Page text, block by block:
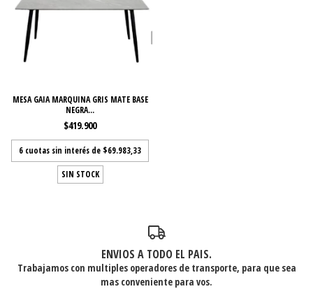
MESA GAIA MARQUINA GRIS MATE BASE
NEGRA...
$419.900
6 cuotas sin interés de $69.983,33
SIN STOCK
ENVIOS A TODO EL PAIS.
Trabajamos con multiples operadores de transporte, para que sea
mas conveniente para vos.